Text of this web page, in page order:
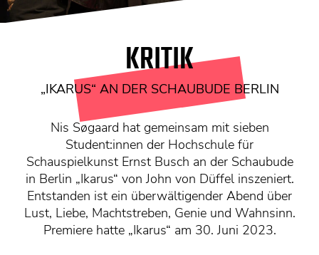
Alle Hefte
KONTAKT
Mediadaten
Über uns
junge bühne-Beirat
Wir suchen…
KRITIK
„IKARUS“ AN DER SCHAUBUDE BERLIN
Nis Søgaard hat gemeinsam mit sieben
Student:innen der Hochschule für
Schauspielkunst Ernst Busch an der Schaubude
in Berlin „Ikarus“ von John von Düffel inszeniert.
Entstanden ist ein überwältigender Abend über
Lust, Liebe, Machtstreben, Genie und Wahnsinn.
Premiere hatte „Ikarus“ am 30. Juni 2023.